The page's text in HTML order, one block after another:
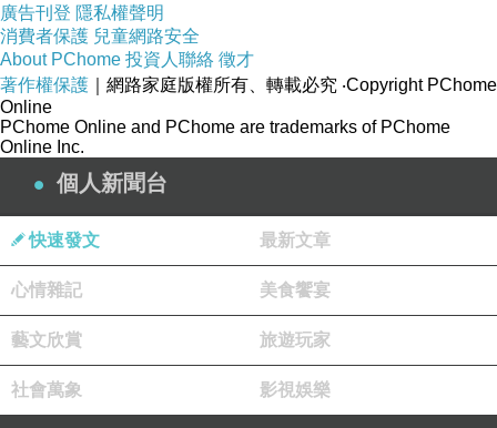
不要退，那麼那種堅持就很可能只是文化慣性，不是真正
選擇。
「愚公移山」還有一個常被忽略的地方，就是它把不可能
的工程合理化了。故事裡的感動在於一個老人面對巨山仍
然不退，但現代人要問的是為何整個問題只能以這種方式
處理。當一件工程要靠數代人徒手完成，它本身就值得被
懷疑，懷疑問題設定是否過於粗糙。很多現代困境也是這
樣，因為解法本身太原始，太低效，太忽略替代方案。把
這些問題都交給個體硬撐，只會令社會把低效率浪漫化。
意識幾乎沒有展開。山是否只能移？路是否只能開在這
廣告刊登 隱私權聲明
消費者保護 兒童網路安全
About PChome 投資人聯絡 徵才
著作權保護 ｜網路家庭版權所有、轉載必究 ‧Copyright PChome
Online
PChome Online and PChome are trademarks of PChome
Online Inc.
個人新聞台
快速發文 最新文章
心情雜記 美食饗宴
藝文欣賞 旅遊玩家
社會萬象 影視娛樂